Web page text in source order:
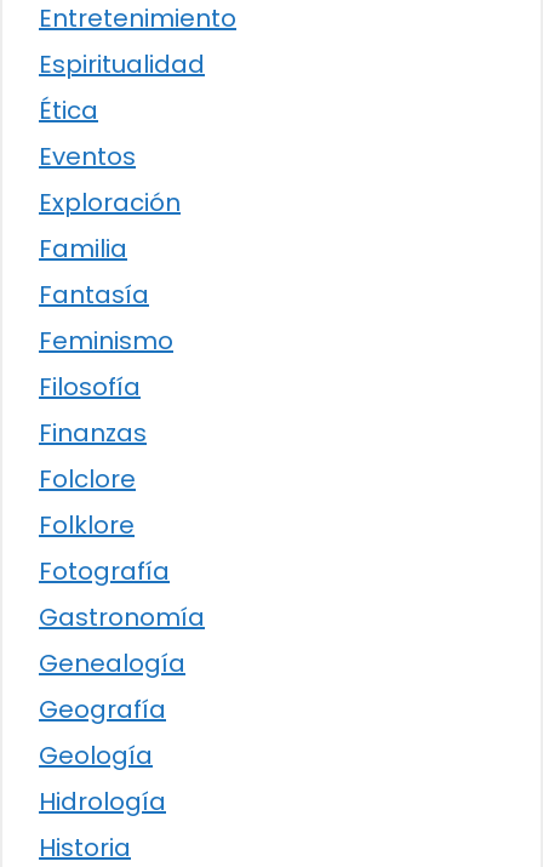
Entretenimiento
Espiritualidad
Ética
Eventos
Exploración
Familia
Fantasía
Feminismo
Filosofía
Finanzas
Folclore
Folklore
Fotografía
Gastronomía
Genealogía
Geografía
Geología
Hidrología
Historia